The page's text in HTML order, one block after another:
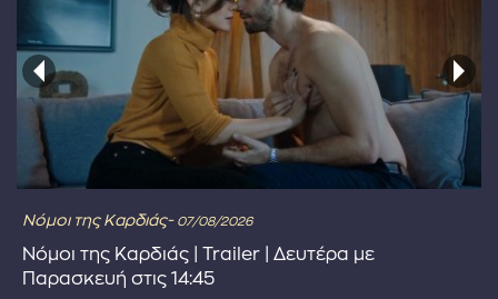
Νόμοι της Καρδιάς- 07/08/2026
Νόμοι της Καρδιάς | Trailer | Δευτέρα με
Παρασκευή στις 14:45